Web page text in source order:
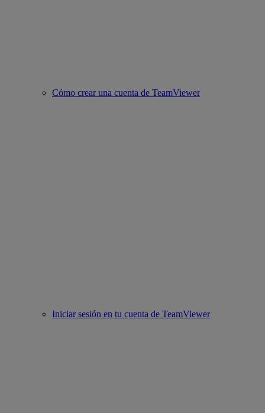
Cómo crear una cuenta de TeamViewer
Iniciar sesión en tu cuenta de TeamViewer